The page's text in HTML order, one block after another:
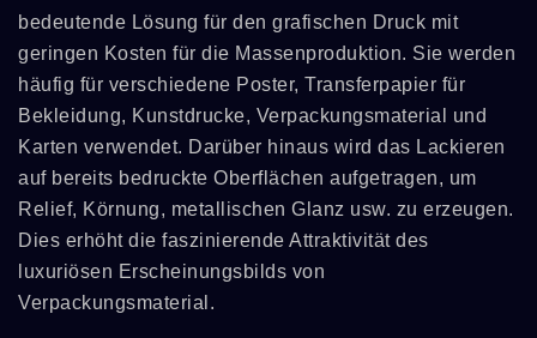
bedeutende Lösung für den grafischen Druck mit
geringen Kosten für die Massenproduktion. Sie werden
häufig für verschiedene Poster, Transferpapier für
Bekleidung, Kunstdrucke, Verpackungsmaterial und
Karten verwendet. Darüber hinaus wird das Lackieren
auf bereits bedruckte Oberflächen aufgetragen, um
Relief, Körnung, metallischen Glanz usw. zu erzeugen.
Dies erhöht die faszinierende Attraktivität des
luxuriösen Erscheinungsbilds von
Verpackungsmaterial.